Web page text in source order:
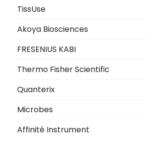
TissUse
Akoya Biosciences
FRESENIUS KABI
Thermo Fisher Scientific
Quanterix
Microbes
Affinité Instrument